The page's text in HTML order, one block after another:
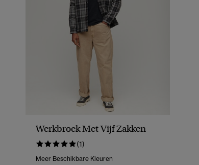
Werkbroek Met Vijf Zakken
(1)
Meer Beschikbare Kleuren